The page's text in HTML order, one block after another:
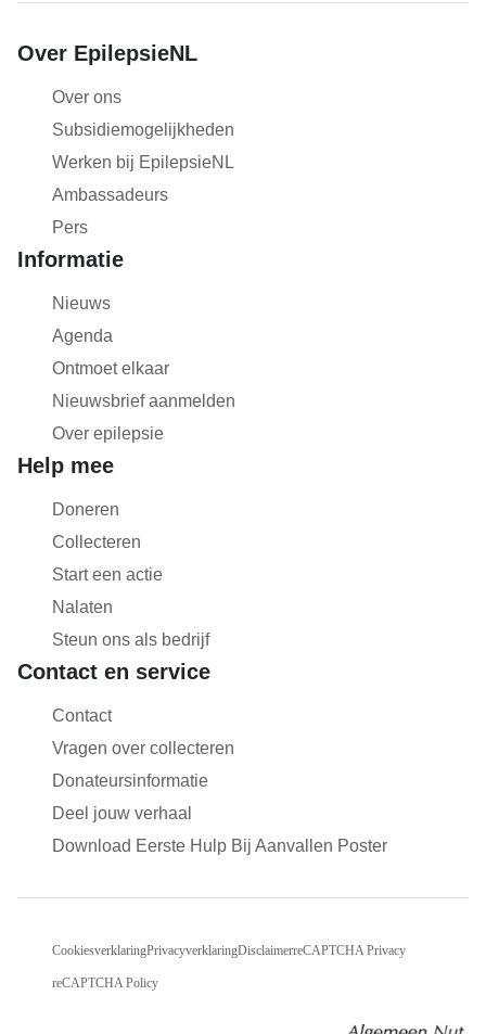
Over EpilepsieNL
Over ons
Subsidiemogelijkheden
Werken bij EpilepsieNL
Ambassadeurs
Pers
Informatie
Nieuws
Agenda
Ontmoet elkaar
Nieuwsbrief aanmelden
Over epilepsie
Help mee
Doneren
Collecteren
Start een actie
Nalaten
Steun ons als bedrijf
Contact en service
Contact
Vragen over collecteren
Donateursinformatie
Deel jouw verhaal
Download Eerste Hulp Bij Aanvallen Poster
CookiesverklaringPrivacyverklaringDisclaimerreCAPTCHA Privacy
reCAPTCHA Policy